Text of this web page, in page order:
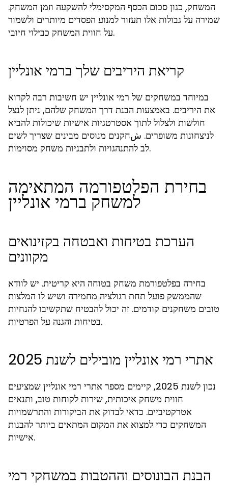
המשחק, כגון סכום הכסף המקסימלי להשקעה וזמן המשחק.
שמירה על גבולות אלו תעזור למנוע הפסדים מיותרים ולשמור
על חווית המשחק כבילוי חיובי.
קריאת היריבים שלך ברמי אונליין
במיוחד במשחקים של רמי אונליין יש חשיבות רבה לקרוא
את היריבים. באמצעות הבנת דרך המשחק שלהם, ניתן לנצל
חולשות ולצלול לתוך אסטרטגיות אישיות שיכולות להביא
לניצחונות משופרים. شחקנים מנוסים מבינים שצריך לשים
לב להתנהגויות ולתבניות משחק מסוימות.
בחירת הפלטפורמה המתאימה
למשחק ברמי אונליין
הערכת בטיחות ואבטחה בקזינואים
מקוונים
בחירה בפלטפורמת משחק בטוחה היא קריטית. יש לוודא
שהממשק פועל תחת רגולציה מחמירה ושיש לו המלצות
טובים משחקנים קודמים. זה יכול להבטיח שתקשיבו להנחיות
בטיחות והגנה על הפרטיות.
אתרי רמי אונליין מובילים לשנת 2025
נכון לשנת 2025, קיימים מספר אתרי רמי אונליין שמציעים
חווית משחק איכותית, שירות לקוחות טוב, ותנאים
אטרקטיביים. כדאי לבדוק את הביקורות והתרשמויות
המשחקים כדי למצוא את המקום המתאים ביותר להבנות
אישיות.
הבנת הבונוסים וההטבות במשחקי רמי